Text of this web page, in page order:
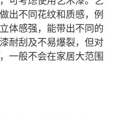
出不同花纹和质感，例
体感强，能带出不同的
耐刮及不易爆裂，但对
一般不会在家居大范围